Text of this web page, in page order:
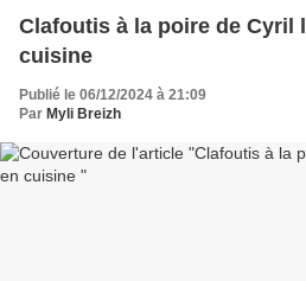
Clafoutis à la poire de Cyril
cuisine
Publié le 06/12/2024 à 21:09
Par Myli Breizh